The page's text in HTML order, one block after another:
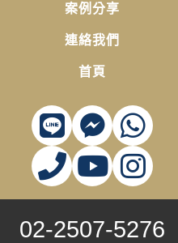
案例分享
連絡我們
首頁
02-2507-5276